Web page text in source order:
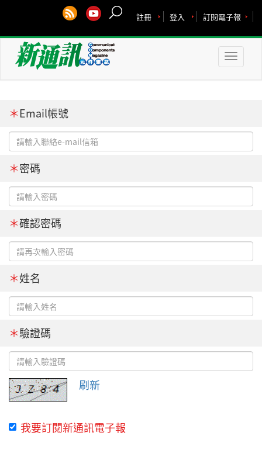
訂閱電子報
登入
註冊
Toggle
＊Email帳號
＊密碼
＊確認密碼
＊姓名
＊驗證碼
刷新
我要訂閱新通訊電子報